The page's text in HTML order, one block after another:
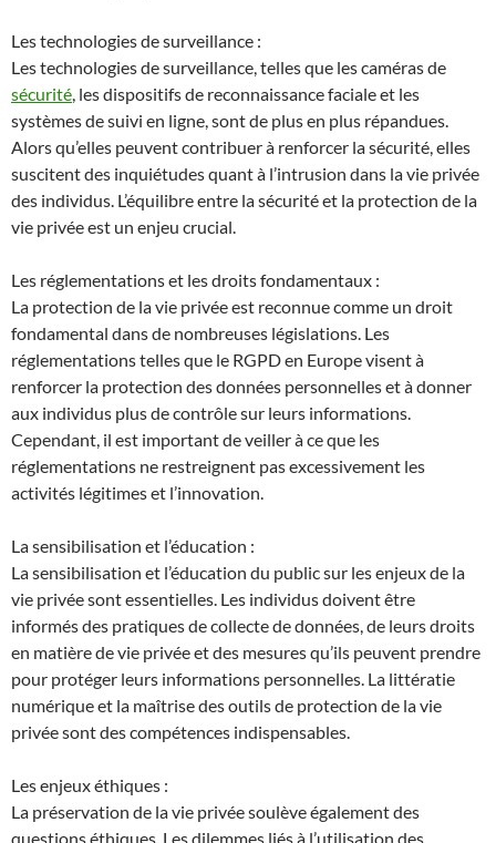
Les technologies de surveillance :
Les technologies de surveillance, telles que les caméras de
sécurité, les dispositifs de reconnaissance faciale et les
systèmes de suivi en ligne, sont de plus en plus répandues.
Alors qu’elles peuvent contribuer à renforcer la sécurité, elles
suscitent des inquiétudes quant à l’intrusion dans la vie privée
des individus. L’équilibre entre la sécurité et la protection de la
vie privée est un enjeu crucial.
Les réglementations et les droits fondamentaux :
La protection de la vie privée est reconnue comme un droit
fondamental dans de nombreuses législations. Les
réglementations telles que le RGPD en Europe visent à
renforcer la protection des données personnelles et à donner
aux individus plus de contrôle sur leurs informations.
Cependant, il est important de veiller à ce que les
réglementations ne restreignent pas excessivement les
activités légitimes et l’innovation.
La sensibilisation et l’éducation :
La sensibilisation et l’éducation du public sur les enjeux de la
vie privée sont essentielles. Les individus doivent être
informés des pratiques de collecte de données, de leurs droits
en matière de vie privée et des mesures qu’ils peuvent prendre
pour protéger leurs informations personnelles. La littératie
numérique et la maîtrise des outils de protection de la vie
privée sont des compétences indispensables.
Les enjeux éthiques :
La préservation de la vie privée soulève également des
questions éthiques. Les dilemmes liés à l’utilisation des